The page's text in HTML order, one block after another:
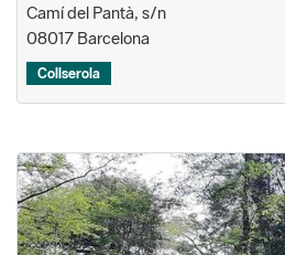
Camí del Pantà, s/n
08017 Barcelona
Collserola